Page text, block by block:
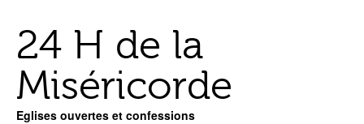
24 H de la
Miséricorde
Eglises ouvertes et confessions